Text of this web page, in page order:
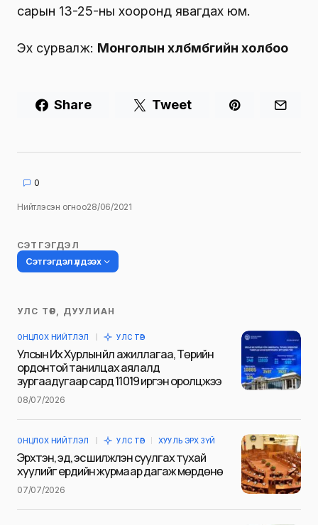
сарын 13-25-ны хооронд явагдах юм.
Эх сурвалж: Монголын хөлбөмбөгийн холбоо
Share Tweet
0
Нийтлэсэн огноо28/06/2021
СЭТГЭГДЭЛ
Сэтгэгдэл үлдээх
Таны имэйл хаягийг нийтлэхгүй.
тэмдэглэсэн
Сэтгэгдэл*
Name
УЛС ТӨР, ДУУЛИАН
ОНЦЛОХ НИЙТЛЭЛ УЛС ТӨР
Улсын Их Хурлын үйл ажиллагаа, Төрийн
ордонтой танилцах аялалд
зургаадугаар сард 11019 иргэн оролцжээ
08/07/2026
ОНЦЛОХ НИЙТЛЭЛ УЛС ТӨР ХУУЛЬ ЭРХ ЗҮЙ
Эрхтэн, эд, эс шилжүүлэн суулгах тухай
хуулийг ердийн журмаар дагаж мөрдөнө
07/07/2026